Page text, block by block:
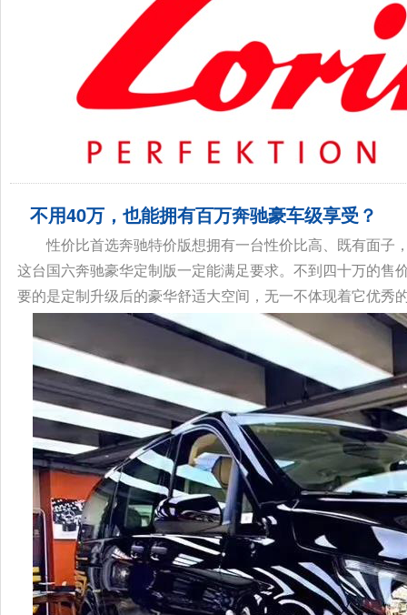
不用40万，也能拥有百万奔驰豪车级享受？
性价比首选奔驰特价版想拥有一台性价比高、既有面
这台国六奔驰豪华定制版一定能满足要求。不到四十万的
要的是定制升级后的豪华舒适大空间，无一不体现着它优秀